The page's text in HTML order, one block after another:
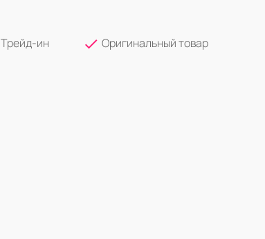
Трейд-ин
Оригинальный товар